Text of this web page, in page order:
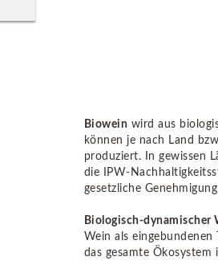
Biowein wird aus
können je nach Land
produziert. In gewissen
die IPW-
gesetzliche
Biologisch-dynamischer
Wein als
das gesamte